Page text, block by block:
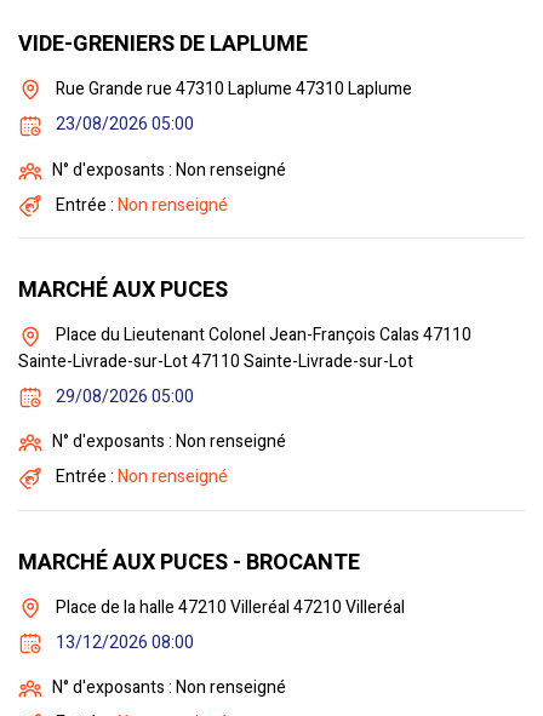
VIDE-GRENIERS DE LAPLUME
Rue Grande rue 47310 Laplume 47310 Laplume
23/08/2026 05:00
N° d'exposants : Non renseigné
Entrée :Non renseigné
MARCHÉ AUX PUCES
Place du Lieutenant Colonel Jean-François Calas 47110
Sainte-Livrade-sur-Lot 47110 Sainte-Livrade-sur-Lot
29/08/2026 05:00
N° d'exposants : Non renseigné
Entrée :Non renseigné
MARCHÉ AUX PUCES - BROCANTE
Place de la halle 47210 Villeréal 47210 Villeréal
13/12/2026 08:00
N° d'exposants : Non renseigné